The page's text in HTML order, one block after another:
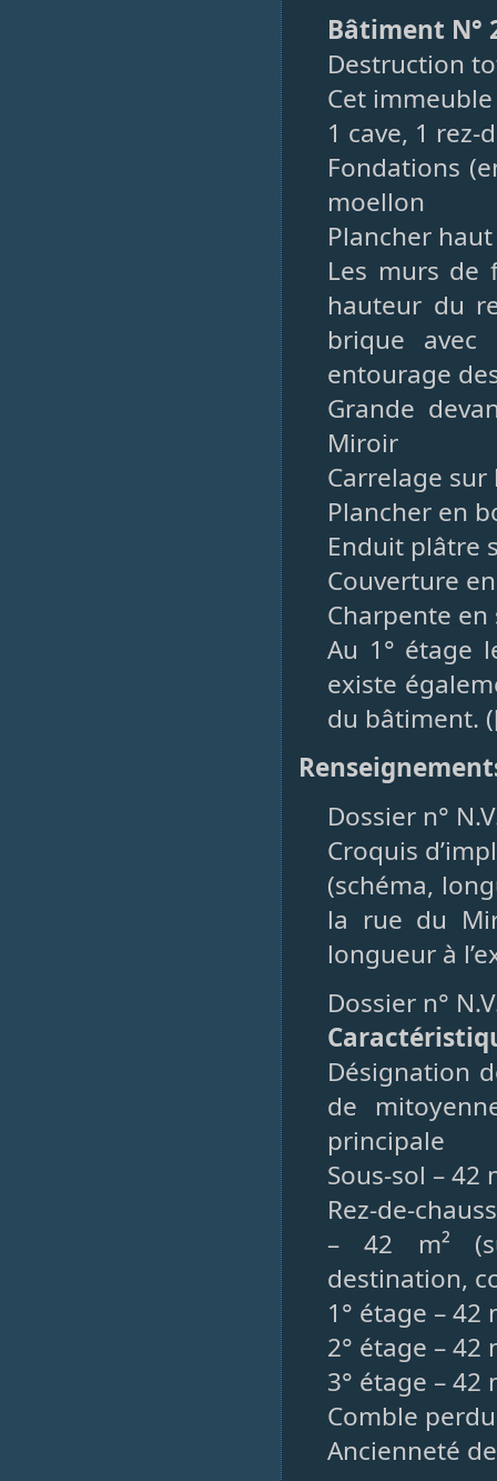
Bâtiment N°
Destruction
Cet
1 cave, 1 rez-
Fondations
moellon
Plancher
Les murs de
hauteur du
brique
entourage
Grande
Miroir
Carrelage sur
Plancher en
Enduit plâtre
Couverture
Charpente en
Au 1° étage
existe
du bâtiment.
Dossier n°
Croquis
(schéma,
la rue du
longueur à
Dossier n°
Désignation
de
principale
Sous-sol – 42
Rez-de-
– 42 m²
destination,
1° étage –
2° étage – 42
3° étage – 42
Comble perdu
Ancienneté